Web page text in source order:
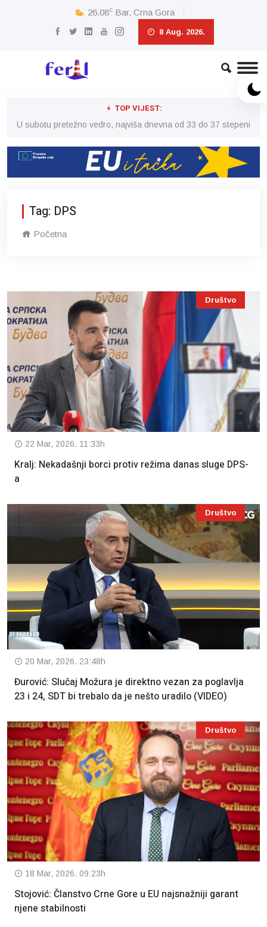
26.08c Bar, Crna Gora
8 Aug. 2026.
TOP VIJEST:
U subotu pretežno vedro, najviša dnevna od 33 do 37 stepeni
Tag: DPS
Početna
Društvo
22 Mar, 2026. 11:33h
Kralj: Nekadašnji borci protiv režima danas sluge DPS-
a
Društvo
20 Mar, 2026. 23:48h
Đurović: Slučaj Možura je direktno vezan za poglavlja
23 i 24, SDT bi trebalo da je nešto uradilo (VIDEO)
Društvo
18 Mar, 2026. 09:23h
Stojović: Članstvo Crne Gore u EU najsnažniji garant
njene stabilnosti